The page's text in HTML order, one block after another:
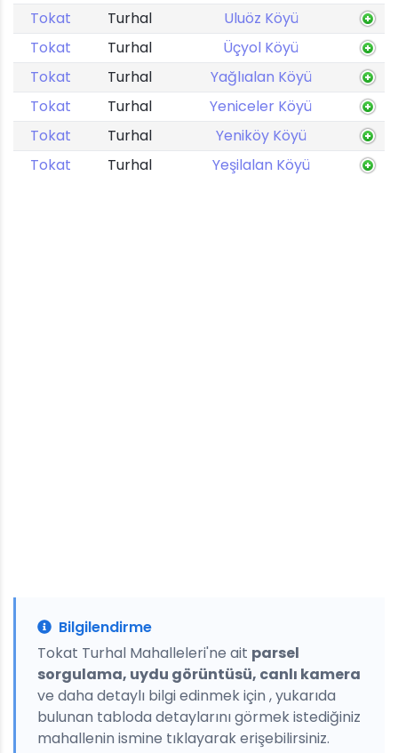
Tokat
Turhal
Uluöz Köyü
Tokat
Turhal
Üçyol Köyü
Tokat
Turhal
Yağlıalan Köyü
Tokat
Turhal
Yeniceler Köyü
Tokat
Turhal
Yeniköy Köyü
Tokat
Turhal Yeşilalan Köyü
Bilgilendirme
Tokat Turhal Mahalleleri'ne ait parsel
sorgulama, uydu görüntüsü, canlı kamera
ve daha detaylı bilgi edinmek için , yukarıda
bulunan tabloda detaylarını görmek istediğiniz
mahallenin ismine tıklayarak erişebilirsiniz.